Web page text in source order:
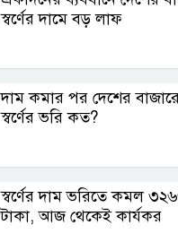
স্বর্ণের দামে বড় লাফ
দাম কমার পর দেশের
স্বর্ণের ভরি কত?
স্বর্ণের দাম ভরিতে কমল
টাকা, আজ থেকেই কার্যকর